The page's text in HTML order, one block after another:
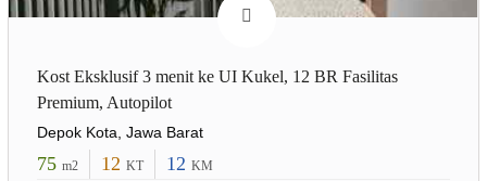
Kost Eksklusif 3 menit ke UI Kukel, 12 BR Fasilitas
Premium, Autopilot
Depok Kota, Jawa Barat
75 m2 12 KT 12 KM